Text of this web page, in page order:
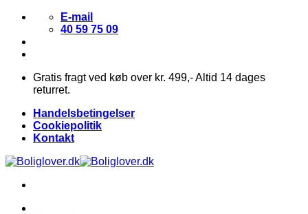
Fortsæt
indhold
E-mail
40 59 75 09
Gratis fragt ved køb over kr. 499,- Altid 14 dages
returret.
Handelsbetingelser
Cookiepolitik
Kontakt